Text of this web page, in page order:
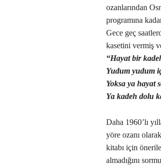
ozanlarından
programına
Gece geç
kasetini vermiş
“Hayat bir
Yudum yudum
Yoksa ya hayat
Ya kadeh dolu
Daha 1960’lı
yöre ozanı
kitabı için
almadığını